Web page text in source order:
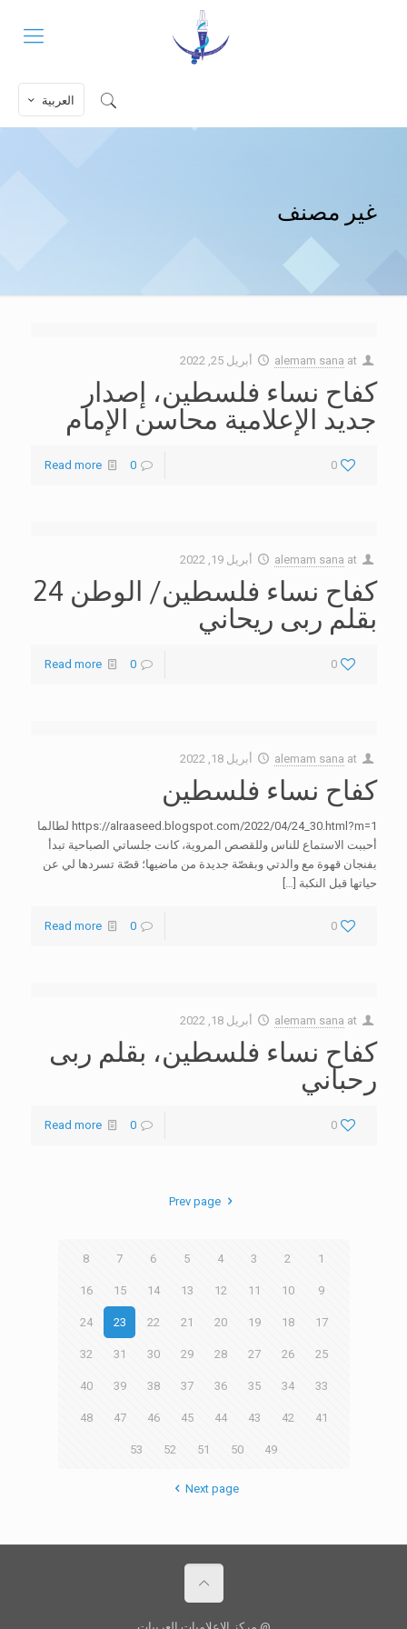
العربية
غير مصنف
alemam sana at أبريل 25, 2022
كفاح نساء فلسطين، إصدار
جديد الإعلامية محاسن الإمام
0
0
Read more
alemam sana at أبريل 19, 2022
كفاح نساء فلسطين/ الوطن 24
بقلم ربى ريحاني
0
0
Read more
alemam sana at أبريل 18, 2022
كفاح نساء فلسطين
https://alraaseed.blogspot.com/2022/04/24_30.html?m=1 لطالما
أحببت الاستماع للناس وللقصص المروية، كانت جلساتي الصباحية تبدأ
بفنجان قهوة مع والدتي وبقصّة جديدة من ماضيها؛ قصّة تسردها لي عن
حياتها قبل النكبة […]
0
0
Read more
alemam sana at أبريل 18, 2022
كفاح نساء فلسطين، بقلم ربى
رحباني
0
0
Read more
Prev page
1
2
3
4
5
6
7
8
9
10
11
12
13
14
15
16
17
18
19
20
21
22
23
24
25
26
27
28
29
30
31
32
33
34
35
36
37
38
39
40
41
42
43
44
45
46
47
48
49
50
51
52
53
Next page